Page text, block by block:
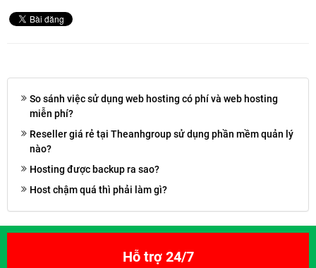
So sánh việc sử dụng web hosting có phí và web hosting
miễn phí?
Reseller giá rẻ tại Theanhgroup sử dụng phần mềm quản lý
nào?
Hosting được backup ra sao?
Host chậm quá thì phải làm gì?
Hỗ trợ 24/7